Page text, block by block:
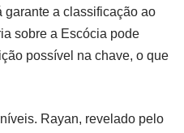
garante a classificação ao
sobre a Escócia pode
possível na chave, o que
Rayan, revelado pelo